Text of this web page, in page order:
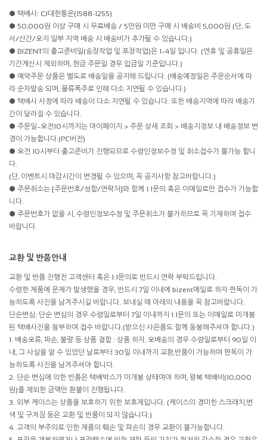
● 택배사: CJ대한통운(1588-1255)
● 50,000원 이상 구매 시 무료배송 / 5만원 미만 구매 시 배송비 5,000원 (단, 도
서/산간/오지 일부 지역 배송 시 배송비가 추가될 수 있습니다.)
● BIZENT의 출고준비일(송장작업 및 포장작업)은 1~4일 입니다. (연휴 및 공휴일은
기간계산시 제외하며, 현금 주문일 경우 입금일 기준입니다.)
● 예약주문 상품은 별도로 배송일을 공지해 드립니다. (배송예정일은 주문순서에 따
라 순차발송 되며, 물류폭주로 인해 다소 지연될 수 있습니다.)
● 택배사 사정에 따라 배송이 다소 지연될 수 있습니다. 또한 배송지역에 따라 배송기
간이 달라질 수 있습니다.
● 주문일~오전10시까지는 마이페이지 > 주문 상세 조회 > 배송지정보 내 배송정보 변
경이 가능합니다.(PC버전)
● 오전 10시부터 출고준비가 진행되므로 수령인정보수정 및 취소접수가 불가능 합니
다.
(단, 이벤트시 마감시간이 변경될 수 있으며, 꼭 공지사항 참고바랍니다.)
● 주문취소는 [주문번호/성함/연락처]와 함께 1:1문의 혹은 이메일로만 접수가 가능합
니다.
● 주문번호가 없을 시, 수령인정보수정 및 주문취소가 불가하므로 꼭 기재하여 접수
바랍니다.
교환 및 반품안내
교환 및 반품 진행전 고객센터 혹은 1:1문의로 반드시 연락 부탁드립니다.
수령한 제품에 문제가 발생했을 경우, 반드시 7일 이내에 bizent메일로 하자 판독이 가
능하도록 사진을 남겨주시길 바랍니다. 보내실 때 아래의 내용을 꼭 참고바랍니다.
단순변심: 단순 변심의 경우 수령일로부터 7일 이내까지 1:1문의 또는 이메일로 미개봉
된 택배사진을 첨부하여 접수 바랍니다.(받으신 사은품도 함께 동봉해주셔야 합니다.)
1. 배송오류, 파손, 불량 등 상품 결함 : 상품 하자, 오배송의 경우 수령일로부터 90일 이
내, 그 사실을 알 수 있었던 날로부터 30일 이내까지 교환,반품이 가능하며 판독이 가
능하도록 사진을 남겨주셔야 합니다.
2. 단순 변심에 의한 반품은 택배박스가 미개봉 상태여야 하며, 왕복 택배비(10,000
원)를 제외한 금액만 환불이 진행됩니다.
3. 외부 케이스는 상품을 보호하기 위한 보호제입니다. (케이스의 경미한 스크래치,변
색 및 구겨짐 등은 교환 및 반품이 되지 않습니다.)
4. 고객의 부주의로 인한 제품의 훼손 및 파손의 경우 교환이 불가능합니다.